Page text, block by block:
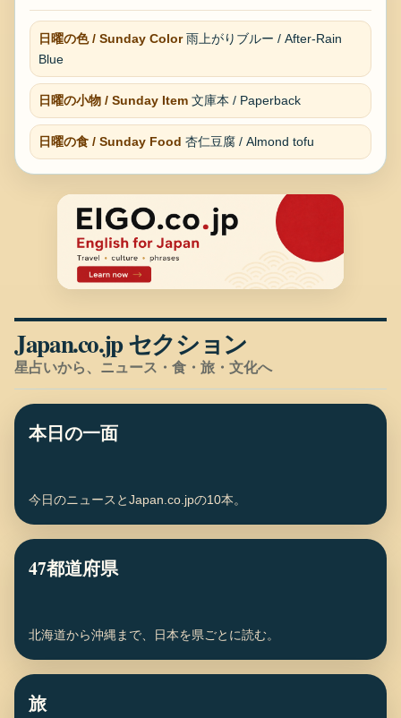
日曜の色 / Sunday Color雨上がりブルー / After-Rain
Blue
日曜の小物 / Sunday Item文庫本 / Paperback
日曜の食 / Sunday Food 杏仁豆腐 / Almond tofu
Japan.co.jp セクション
星占いから、ニュース・食・旅・文化へ
本日の一面
今日のニュースとJapan.co.jpの10本。
47都道府県
北海道から沖縄まで、日本を県ごとに読む。
旅